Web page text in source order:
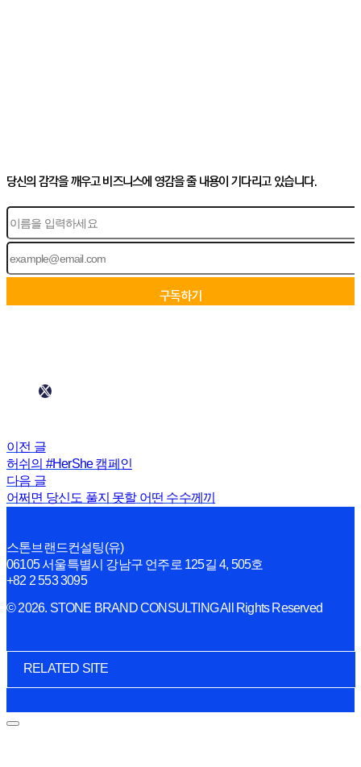
당신의 감각을 깨우고 비즈니스에 영감을 줄 내용이 기다리고 있습니다.
이전 글
허쉬의 #HerShe 캠페인
다음 글
어쩌면 당신도 풀지 못할 어떤 수수께끼
스톤브랜드컨설팅(유)
06105 서울특별시 강남구 언주로 125길 4, 505호
+82 2 553 3095
© 2026. STONE BRAND CONSULTING All Rights Reserved
RELATED SITE